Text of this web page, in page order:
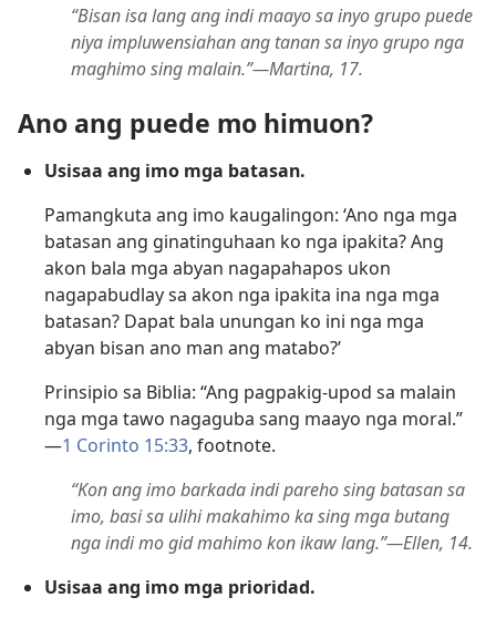
“Bisan isa lang ang indi maayo sa inyo grupo puede
niya impluwensiahan ang tanan sa inyo grupo nga
maghimo sing malain.”​—Martina, 17.
Ano ang puede mo himuon?
Usisaa ang imo mga batasan.
Pamangkuta ang imo kaugalingon: ‘Ano nga mga
batasan ang ginatinguhaan ko nga ipakita? Ang
akon bala mga abyan nagapahapos ukon
nagapabudlay sa akon nga ipakita ina nga mga
batasan? Dapat bala unungan ko ini nga mga
abyan bisan ano man ang matabo?’
Prinsipio sa Biblia: “Ang pagpakig-upod sa malain
nga mga tawo nagaguba sang maayo nga moral.”​
—1 Corinto 15:33, footnote.
“Kon ang imo barkada indi pareho sing batasan sa
imo, basi sa ulihi makahimo ka sing mga butang
nga indi mo gid mahimo kon ikaw lang.”​—Ellen, 14.
Usisaa ang imo mga prioridad.